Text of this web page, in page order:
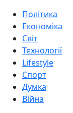
Політика
Економіка
Світ
Технології
Lifestyle
Спорт
Думка
Війна